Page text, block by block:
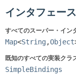
使用
ツリー
新規
インタフェー
すべてのスーパー・イン
Map<String ,Object
既知のすべての実装クラ
SimpleBindings